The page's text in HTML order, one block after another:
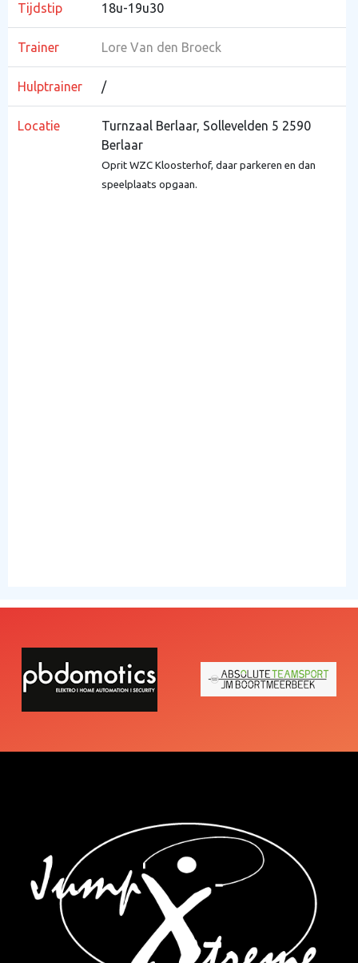
Tijdstip 18u-19u30
Trainer Lore Van den Broeck
Hulptrainer /
Locatie
Turnzaal Berlaar, Sollevelden 5 2590
Berlaar
Oprit WZC Kloosterhof, daar parkeren en dan
speelplaats opgaan.